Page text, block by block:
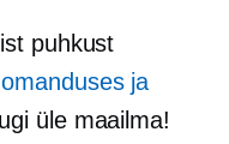
puhkust
ja
üle maailma!